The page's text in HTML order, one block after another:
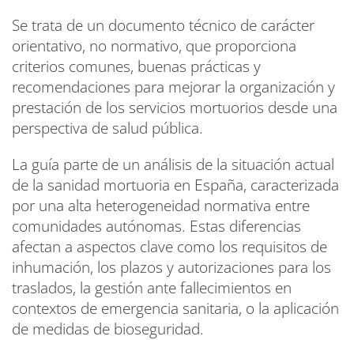
Se trata de un documento técnico de carácter
orientativo, no normativo, que proporciona
criterios comunes, buenas prácticas y
recomendaciones para mejorar la organización y
prestación de los servicios mortuorios desde una
perspectiva de salud pública.
La guía parte de un análisis de la situación actual
de la sanidad mortuoria en España, caracterizada
por una alta heterogeneidad normativa entre
comunidades autónomas. Estas diferencias
afectan a aspectos clave como los requisitos de
inhumación, los plazos y autorizaciones para los
traslados, la gestión ante fallecimientos en
contextos de emergencia sanitaria, o la aplicación
de medidas de bioseguridad.